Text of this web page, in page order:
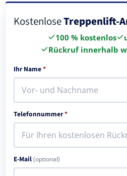
KostenloseTreppenlift-
100 % kostenlos
Rückruf innerhalb
Ihr Name*
Telefonnummer*
E-Mail(optional)